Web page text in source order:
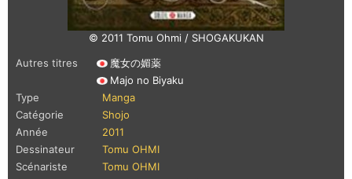
© 2011 Tomu Ohmi / SHOGAKUKAN
Autres titres
魔女の媚薬
Majo no Biyaku
Type
Manga
Catégorie
Shojo
Année
2011
Dessinateur
Tomu OHMI
Scénariste
Tomu OHMI